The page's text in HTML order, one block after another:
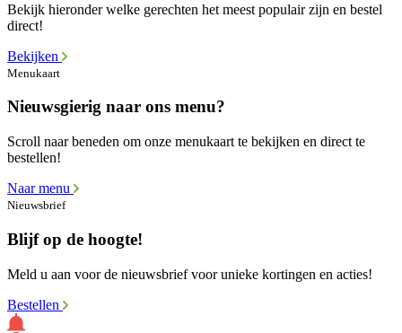
Bekijk hieronder welke gerechten het meest populair zijn en bestel
direct!
Bekijken
Menukaart
Nieuwsgierig naar ons menu?
Scroll naar beneden om onze menukaart te bekijken en direct te
bestellen!
Naar menu
Nieuwsbrief
Blijf op de hoogte!
Meld u aan voor de nieuwsbrief voor unieke kortingen en acties!
Bestellen